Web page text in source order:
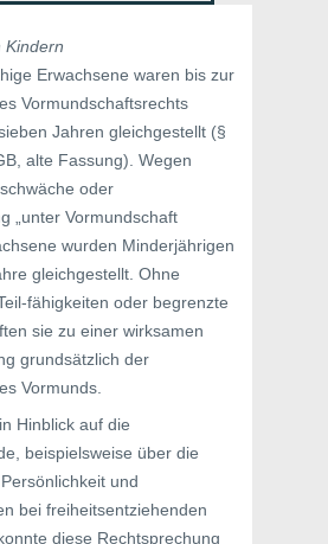
Kindern
Erwachsene waren bis zur
Vormundschaftsrechts
Jahren gleichgestellt (§
alte Fassung). Wegen
oder
„unter Vormundschaft
wurden Minderjährigen
gleichgestellt. Ohne
fähigkeiten oder begrenzte
sie zu einer wirksamen
grundsätzlich der
Vormunds.
Hinblick auf die
beispielsweise über die
und
bei freiheitsentziehenden
diese Rechtsprechung